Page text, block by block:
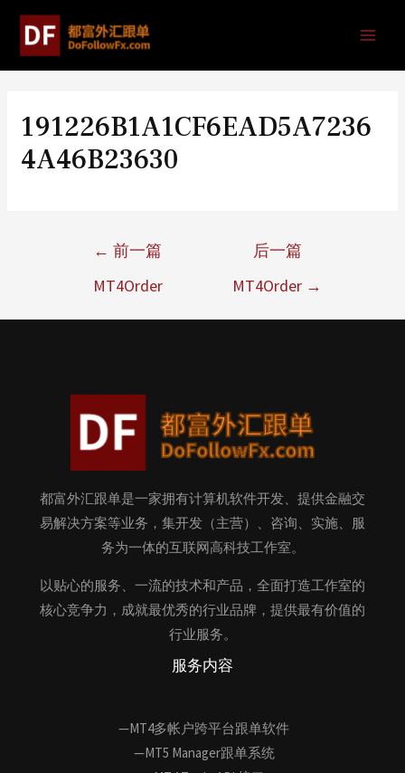
191226B1A1CF6EAD5A7236
4A46B23630
← 前一篇
MT4Order
后一篇
MT4Order →
都富外汇跟单是一家拥有计算机软件开发、提供金融交
易解决方案等业务，集开发（主营）、咨询、实施、服
务为一体的互联网高科技工作室。
以贴心的服务、一流的技术和产品，全面打造工作室的
核心竞争力，成就最优秀的行业品牌，提供最有价值的
行业服务。
服务内容
—MT4多帐户跨平台跟单软件
—MT5 Manager跟单系统